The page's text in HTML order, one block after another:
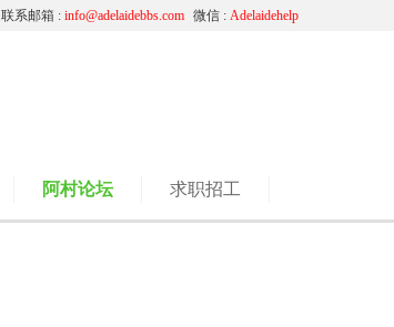
微信 : Adelaidehelp
联系邮箱 : info@adelaidebbs.com
阿村论坛 求职招工